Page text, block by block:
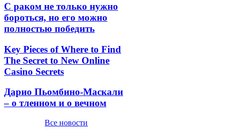
С раком не только нужно
бороться, но его можно
полностью победить
Key Pieces of Where to Find
The Secret to New Online
Casino Secrets
Дарио Пьомбино-Маскали
– о тленном и о вечном
Все новости